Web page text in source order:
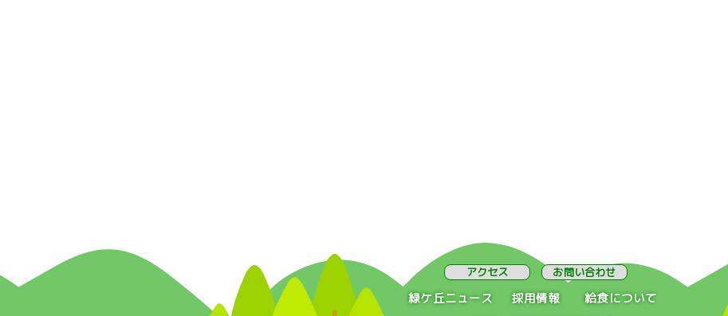
アクセス お問い合わせ
緑ケ丘ニュース 採用情報 給食について